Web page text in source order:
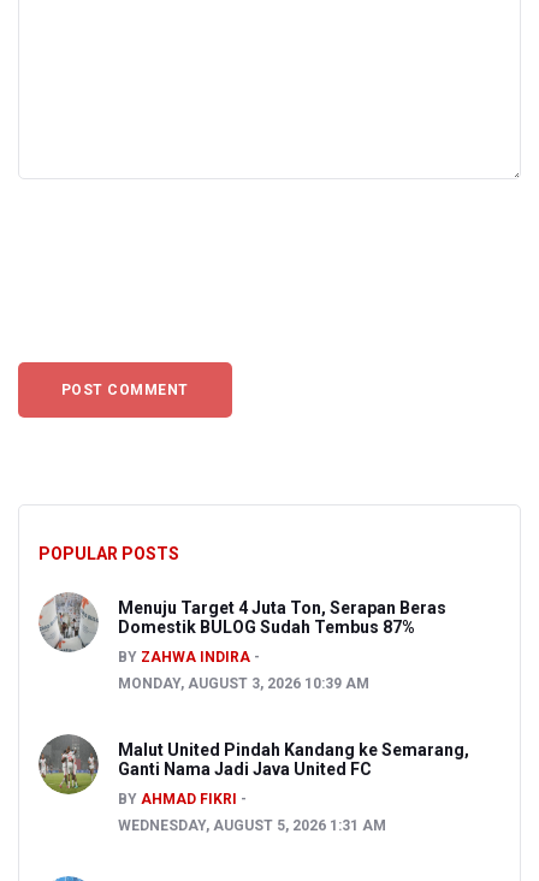
POPULAR POSTS
Menuju Target 4 Juta Ton, Serapan Beras
Domestik BULOG Sudah Tembus 87%
BY ZAHWA INDIRA
MONDAY, AUGUST 3, 2026 10:39 AM
Malut United Pindah Kandang ke Semarang,
Ganti Nama Jadi Java United FC
BY AHMAD FIKRI
WEDNESDAY, AUGUST 5, 2026 1:31 AM